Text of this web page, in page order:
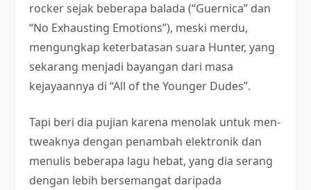
rocker sejak beberapa balada (“Guernica” dan
“No Exhausting Emotions”), meski merdu,
mengungkap keterbatasan suara Hunter, yang
sekarang menjadi bayangan dari masa
kejayaannya di “All of the Younger Dudes”.
Tapi beri dia pujian karena menolak untuk men-
tweaknya dengan penambah elektronik dan
menulis beberapa lagu hebat, yang dia serang
dengan lebih bersemangat daripada